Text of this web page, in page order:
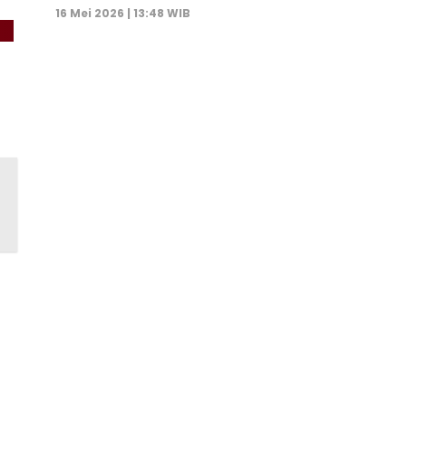
16 Mei 2026 | 13:48 WIB